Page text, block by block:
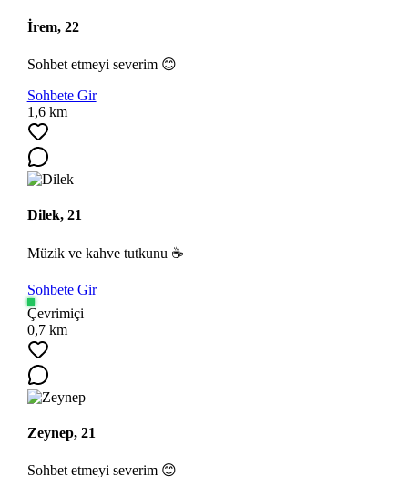
İrem, 22
Sohbet etmeyi severim 😊
Sohbete Gir
1,6 km
Dilek, 21
Müzik ve kahve tutkunu ☕
Sohbete Gir
Çevrimiçi
0,7 km
Zeynep, 21
Sohbet etmeyi severim 😊